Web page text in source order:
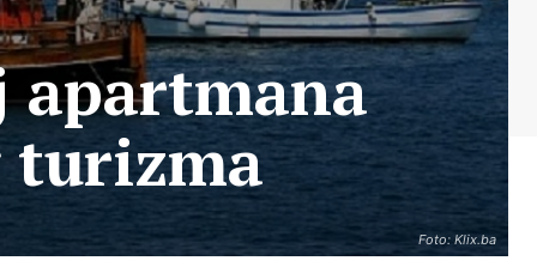
Foto: Klix.ba
turizma